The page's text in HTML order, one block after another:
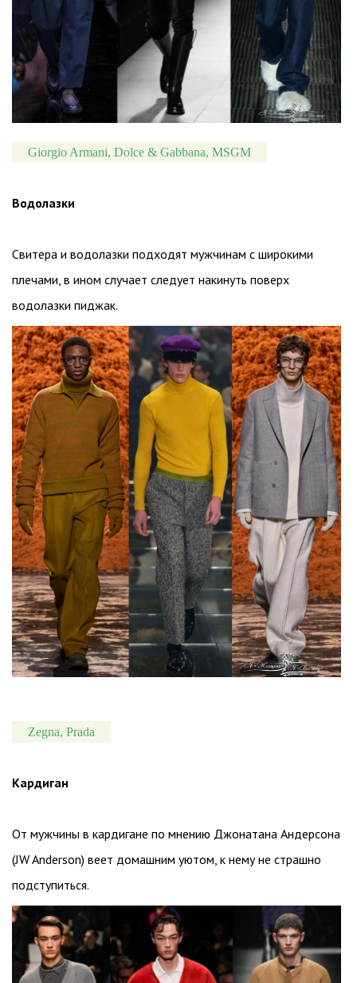
Giorgio Armani, Dolce & Gabbana, MSGM
Водолазки
Свитера и водолазки подходят мужчинам с широкими
плечами, в ином случает следует накинуть поверх
водолазки пиджак.
Zegna, Prada
Кардиган
От мужчины в кардигане по мнению Джонатана Андерсона
(JW Anderson) веет домашним уютом, к нему не страшно
подступиться.